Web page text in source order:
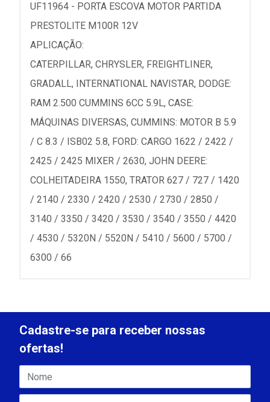
UF11964 - PORTA ESCOVA MOTOR PARTIDA
PRESTOLITE M100R 12V
APLICAÇÃO:
CATERPILLAR, CHRYSLER, FREIGHTLINER,
GRADALL, INTERNATIONAL NAVISTAR, DODGE:
RAM 2.500 CUMMINS 6CC 5.9L, CASE:
MÁQUINAS DIVERSAS, CUMMINS: MOTOR B 5.9
/ C 8.3 / ISB02 5.8, FORD: CARGO 1622 / 2422 /
2425 / 2425 MIXER / 2630, JOHN DEERE:
COLHEITADEIRA 1550, TRATOR 627 / 727 / 1420
/ 2140 / 2330 / 2420 / 2530 / 2730 / 2850 /
3140 / 3350 / 3420 / 3530 / 3540 / 3550 / 4420
/ 4530 / 5320N / 5520N / 5410 / 5600 / 5700 /
6300 / 66
Cadastre-se para receber nossas
ofertas!